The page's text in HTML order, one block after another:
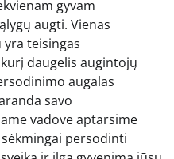
gyvam
augti. Vienas
teisingas
daugelis augintojų
augalas
savo
vadove aptarsime
persodinti